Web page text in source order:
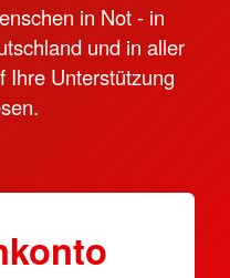
in Not - in
und in aller
Ihre Unterstützung